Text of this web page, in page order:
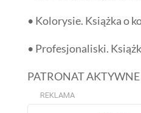
• Kolorysie. Książka o
• Profesjonaliski.
PATRONAT
REKLAMA